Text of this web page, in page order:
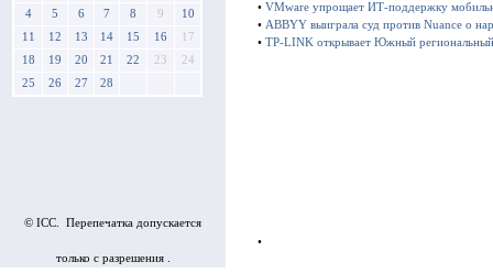
4
5 6 7 8 9
10
11
12 13 14 15 16
17
18
19 20 21 22 23
24
25
26 27 28
© ICC. Перепечатка допускается
только с разрешения .
• VMware упрощает ИТ-поддержку
• ABBYY выиграла суд против Nuance о
• TP-LINK открывает Южный
•